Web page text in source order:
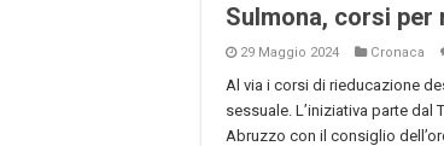
Sulmona, corsi per
29 Maggio 2024 Cronaca
Al via i corsi di rieducazione
sessuale. L’iniziativa parte
Abruzzo con il consiglio